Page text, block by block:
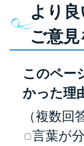
より
ご意
このペー
かった理
（複数回
言葉が